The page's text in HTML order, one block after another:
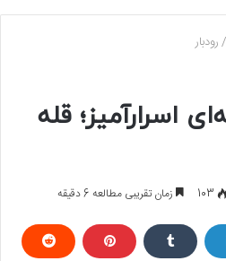
/رودبار
اسرارآمیز؛ قله
103 زمان تقریبی مطالعه 6 دقیقه